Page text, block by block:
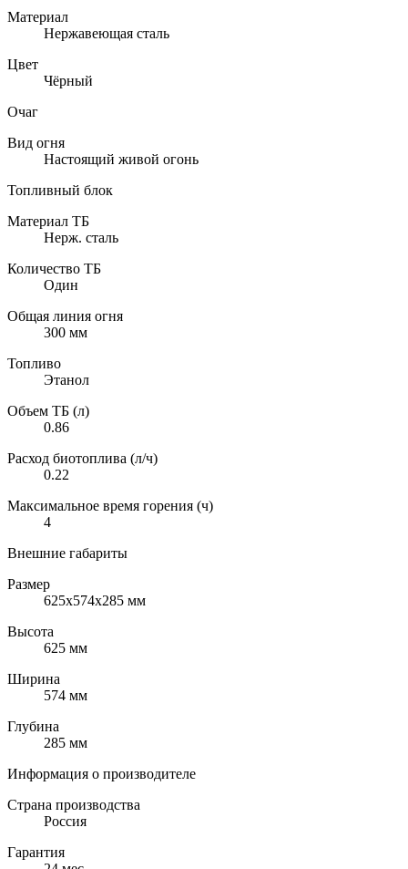
Материал
Нержавеющая сталь
Цвет
Чёрный
Очаг
Вид огня
Настоящий живой огонь
Топливный блок
Материал ТБ
Нерж. сталь
Количество ТБ
Один
Общая линия огня
300 мм
Топливо
Этанол
Объем ТБ (л)
0.86
Расход биотоплива (л/ч)
0.22
Максимальное время горения (ч)
4
Внешние габариты
Размер
625х574х285 мм
Высота
625 мм
Ширина
574 мм
Глубина
285 мм
Информация о производителе
Страна производства
Россия
Гарантия